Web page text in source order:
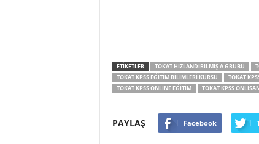
ETİKETLER TOKAT HIZLANDIRILMIŞ A GRUBU
TOKAT KPSS EĞITIM BILIMLERI KURSU
TOKAT
TOKAT KPSS ONLINE EĞITIM
TOKAT KPSS
PAYLAŞ Facebook